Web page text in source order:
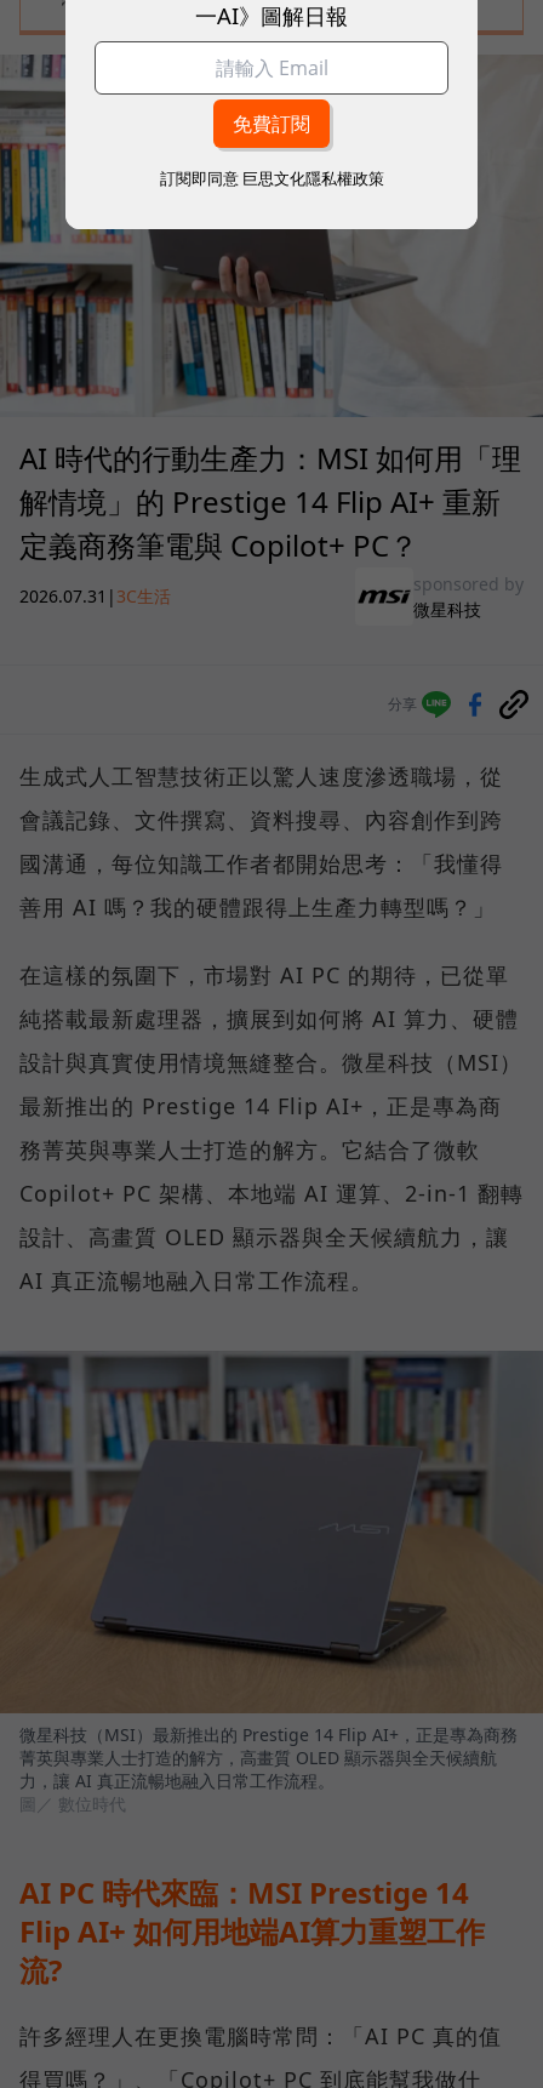
AI 時代的行動生產力：MSI 如何用「理
解情境」的 Prestige 14 Flip AI+ 重新
定義商務筆電與 Copilot+ PC？
2026.07.31 | 3C生活
sponsored by
微星科技
分享
生成式人工智慧技術正以驚人速度滲透職場，從
會議記錄、文件撰寫、資料搜尋、內容創作到跨
國溝通，每位知識工作者都開始思考：「我懂得
善用 AI 嗎？我的硬體跟得上生產力轉型嗎？」
在這樣的氛圍下，市場對 AI PC 的期待，已從單
純搭載最新處理器，擴展到如何將 AI 算力、硬體
設計與真實使用情境無縫整合。微星科技（MSI）
最新推出的 Prestige 14 Flip AI+，正是專為商
務菁英與專業人士打造的解方。它結合了微軟
Copilot+ PC 架構、本地端 AI 運算、2-in-1 翻轉
設計、高畫質 OLED 顯示器與全天候續航力，讓
AI 真正流暢地融入日常工作流程。
微星科技（MSI）最新推出的 Prestige 14 Flip AI+，正是專為商務
菁英與專業人士打造的解方，高畫質 OLED 顯示器與全天候續航
力，讓 AI 真正流暢地融入日常工作流程。
圖／ 數位時代
AI PC 時代來臨：MSI Prestige 14
Flip AI+ 如何用地端AI算力重塑工作
流?
許多經理人在更換電腦時常問：「AI PC 真的值
得買嗎？」、「Copilot+ PC 到底能幫我做什
一AI》圖解日報
訂閱即同意 巨思文化隱私權政策